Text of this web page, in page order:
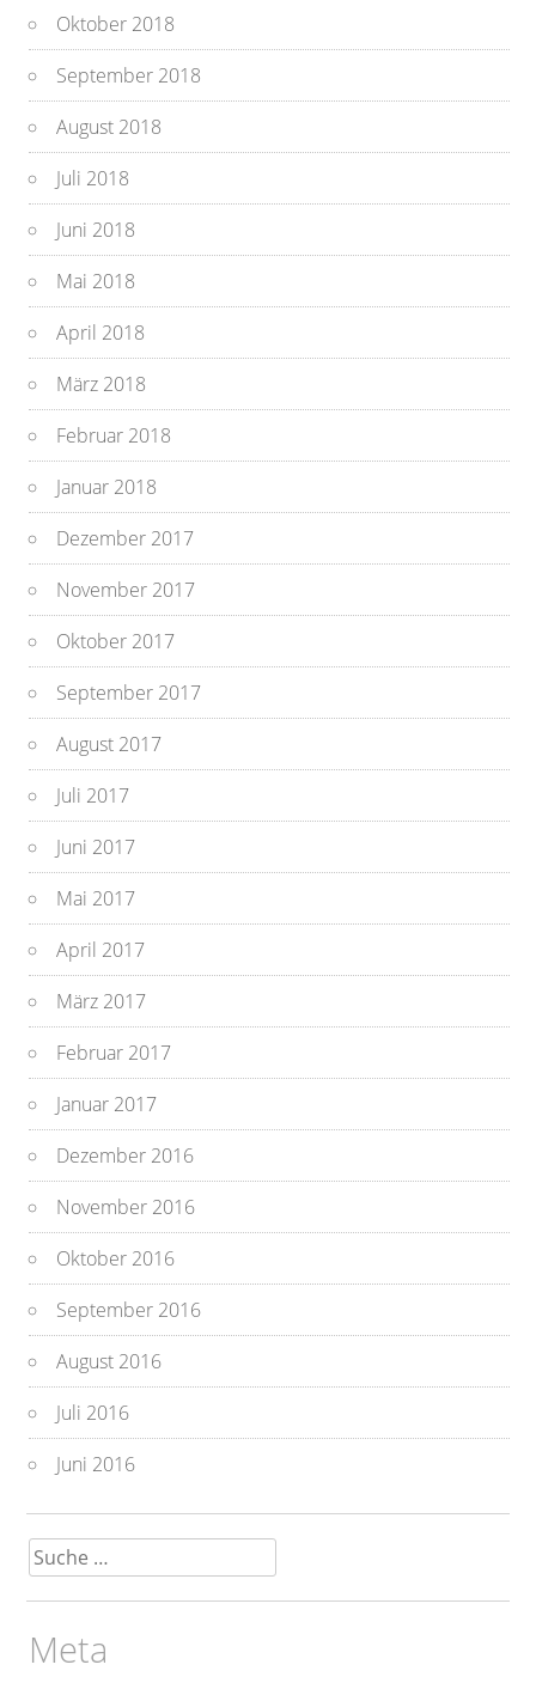
Oktober 2018
September 2018
August 2018
Juli 2018
Juni 2018
Mai 2018
April 2018
März 2018
Februar 2018
Januar 2018
Dezember 2017
November 2017
Oktober 2017
September 2017
August 2017
Juli 2017
Juni 2017
Mai 2017
April 2017
März 2017
Februar 2017
Januar 2017
Dezember 2016
November 2016
Oktober 2016
September 2016
August 2016
Juli 2016
Juni 2016
Suche
nach:
Meta